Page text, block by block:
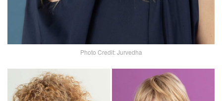
Photo Credit: Jurvedha